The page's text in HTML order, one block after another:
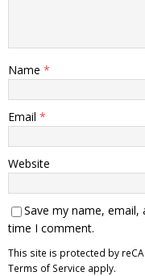
Name *
Email *
Website
Save my name,
time I comment.
This site is protected by
Terms of Service apply.